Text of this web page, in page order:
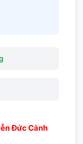
Đức Cảnh